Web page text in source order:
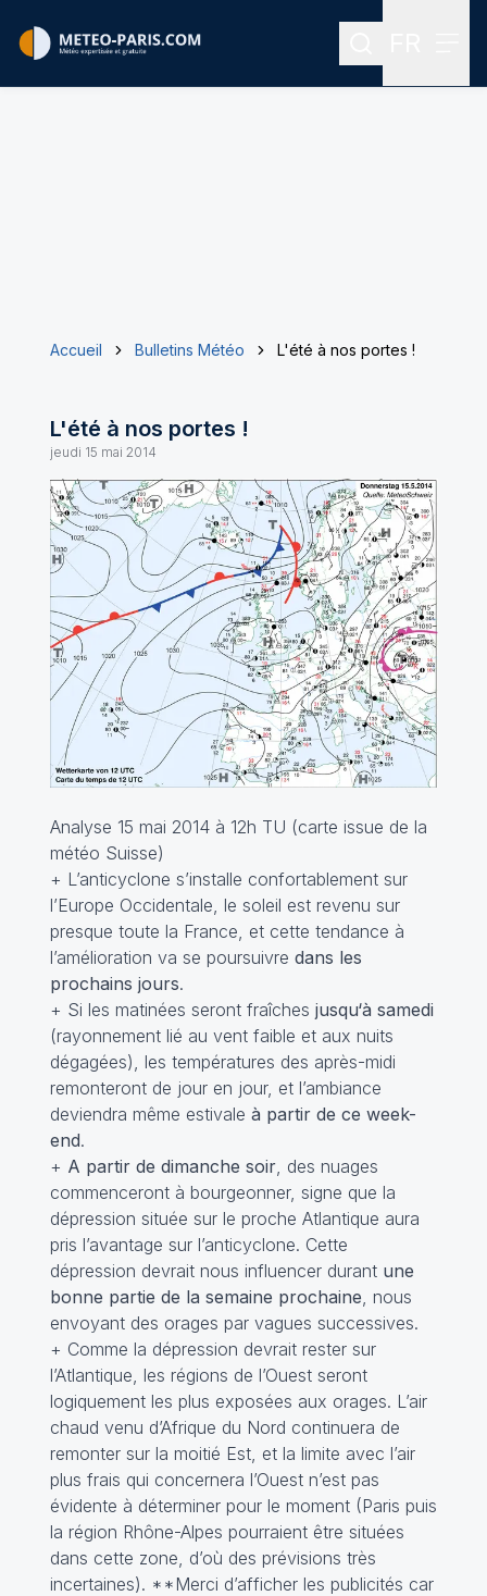
Rechercher
Accueil Bulletins Météo L'été à nos portes !
L'été à nos portes !
jeudi 15 mai 2014
Analyse 15 mai 2014 à 12h TU (carte issue de la
météo Suisse)
+ L’anticyclone s’installe confortablement sur
l’Europe Occidentale, le soleil est revenu sur
presque toute la France, et cette tendance à
l’amélioration va se poursuivre dans les
prochains jours.
+ Si les matinées seront fraîches jusqu‘à samedi
(rayonnement lié au vent faible et aux nuits
dégagées), les températures des après-midi
remonteront de jour en jour, et l’ambiance
deviendra même estivale à partir de ce week-
end.
+ A partir de dimanche soir, des nuages
commenceront à bourgeonner, signe que la
dépression située sur le proche Atlantique aura
pris l’avantage sur l’anticyclone. Cette
dépression devrait nous influencer durant une
bonne partie de la semaine prochaine , nous
envoyant des orages par vagues successives.
+ Comme la dépression devrait rester sur
l’Atlantique, les régions de l’Ouest seront
logiquement les plus exposées aux orages. L’air
chaud venu d’Afrique du Nord continuera de
remonter sur la moitié Est, et la limite avec l’air
plus frais qui concernera l’Ouest n’est pas
évidente à déterminer pour le moment (Paris puis
la région Rhône-Alpes pourraient être situées
dans cette zone, d’où des prévisions très
incertaines). **Merci d’afficher les publicités car